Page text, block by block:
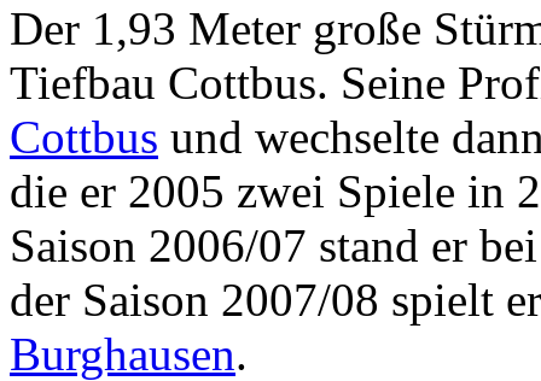
Der 1,93 Meter große
Tiefbau Cottbus. Seine
Cottbus und wechselte
die er 2005 zwei Spiele in
Saison 2006/07 stand er
der Saison 2007/08 spielt
Burghausen.